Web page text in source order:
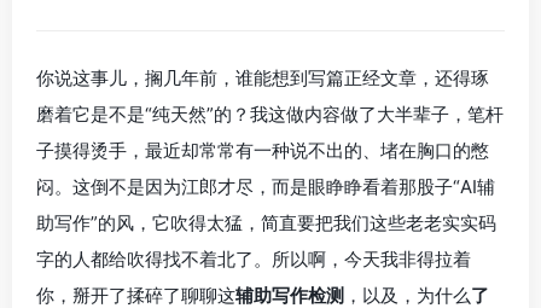
你说这事儿，搁几年前，谁能想到写篇正经文章，还得琢
磨着它是不是“纯天然”的？我这做内容做了大半辈子，笔杆
子摸得烫手，最近却常常有一种说不出的、堵在胸口的憋
闷。这倒不是因为江郎才尽，而是眼睁睁看着那股子“AI辅
助写作”的风，它吹得太猛，简直要把我们这些老老实实码
字的人都给吹得找不着北了。所以啊，今天我非得拉着
你，掰开了揉碎了聊聊这辅助写作检测 ，以及，为什么了